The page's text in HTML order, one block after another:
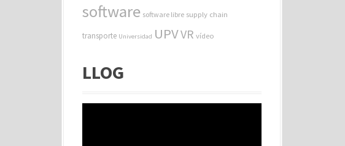
software software libre supply chain
transporte Universidad UPVVR vídeo
LLOG